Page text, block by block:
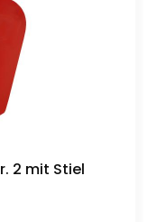
2 mit Stiel